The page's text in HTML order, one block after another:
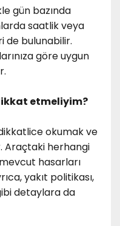
gün bazında
saatlik veya
de bulunabilir.
göre uygun
etmeliyim?
okumak ve
Araçtaki herhangi
hasarları
yakıt politikası,
detaylara da